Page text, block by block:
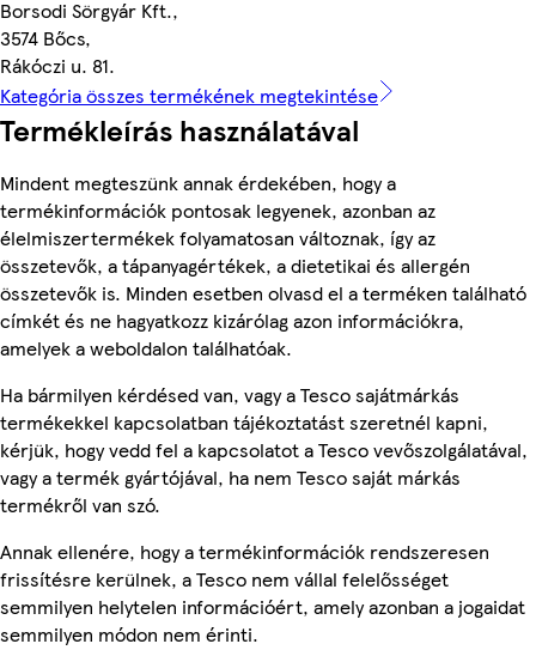
Borsodi Sörgyár Kft.,
3574 Bőcs,
Rákóczi u. 81.
Kategória összes termékének megtekintése
Termékleírás használatával
Mindent megteszünk annak érdekében, hogy a
termékinformációk pontosak legyenek, azonban az
élelmiszertermékek folyamatosan változnak, így az
összetevők, a tápanyagértékek, a dietetikai és allergén
összetevők is. Minden esetben olvasd el a terméken található
címkét és ne hagyatkozz kizárólag azon információkra,
amelyek a weboldalon találhatóak.
Ha bármilyen kérdésed van, vagy a Tesco sajátmárkás
termékekkel kapcsolatban tájékoztatást szeretnél kapni,
kérjük, hogy vedd fel a kapcsolatot a Tesco vevőszolgálatával,
vagy a termék gyártójával, ha nem Tesco saját márkás
termékről van szó.
Annak ellenére, hogy a termékinformációk rendszeresen
frissítésre kerülnek, a Tesco nem vállal felelősséget
semmilyen helytelen információért, amely azonban a jogaidat
semmilyen módon nem érinti.